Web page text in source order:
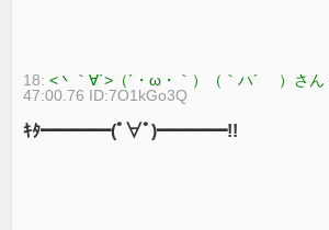
18:<丶｀∀´>（´・ω・｀）（｀ハ´ ）さん
47:00.76 ID:7O1kGo3Q
ｷﾀ━━━━(ﾟ∀ﾟ)━━━━!!